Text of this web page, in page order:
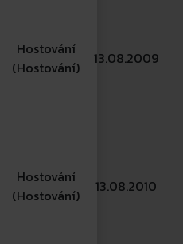
Hostování
(Hostování)
13.08.2009
Hostování
(Hostování)
13.08.2010